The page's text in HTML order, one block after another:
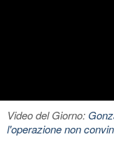
Video del Giorno:
l'operazione non